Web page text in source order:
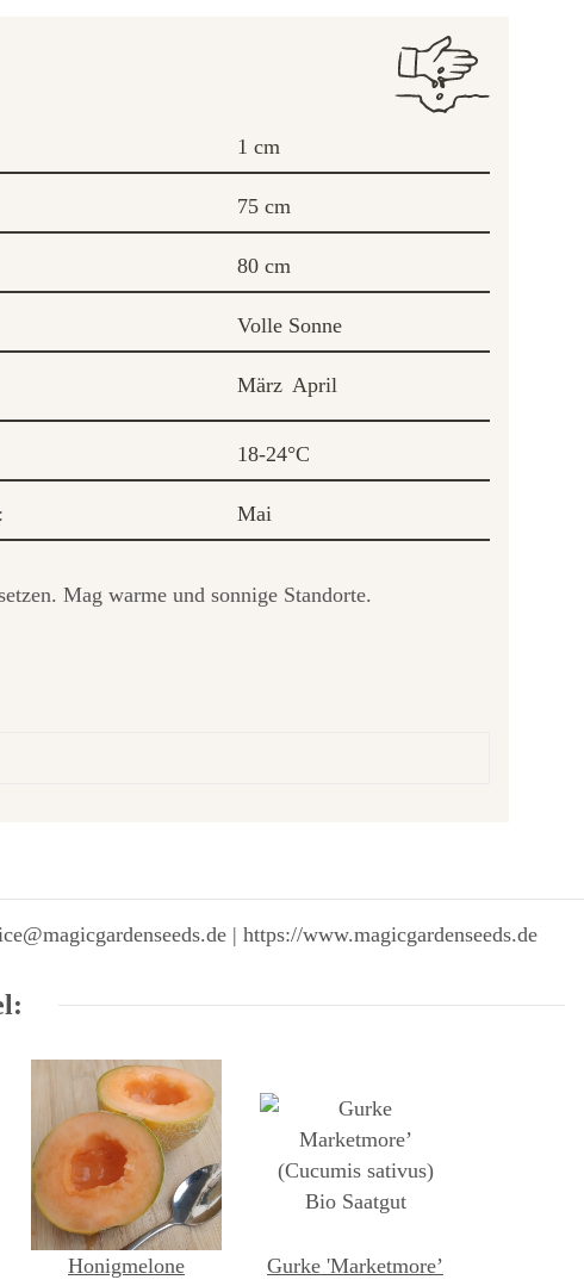
1 cm
75 cm
80 cm
Volle Sonne
März April
18-24°C
Mai
Mag warme und sonnige Standorte.
| https://www.magicgardenseeds.de
Honigmelone
Gurke 'Marketmore’